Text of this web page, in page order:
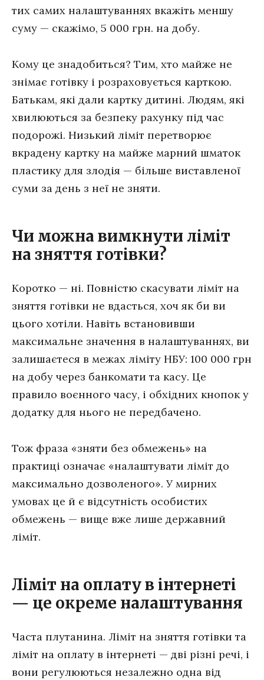
тих самих налаштуваннях вкажіть меншу
суму — скажімо, 5 000 грн. на добу.
Кому це знадобиться? Тим, хто майже не
знімає готівку і розраховується карткою.
Батькам, які дали картку дитині. Людям, які
хвилюються за безпеку рахунку під час
подорожі. Низький ліміт перетворює
вкрадену картку на майже марний шматок
пластику для злодія — більше виставленої
суми за день з неї не зняти.
Чи можна вимкнути ліміт
на зняття готівки?
Коротко — ні. Повністю скасувати ліміт на
зняття готівки не вдасться, хоч як би ви
цього хотіли. Навіть встановивши
максимальне значення в налаштуваннях, ви
залишаєтеся в межах ліміту НБУ: 100 000 грн
на добу через банкомати та касу. Це
правило воєнного часу, і обхідних кнопок у
додатку для нього не передбачено.
Тож фраза «зняти без обмежень» на
практиці означає «налаштувати ліміт до
максимально дозволеного». У мирних
умовах це й є відсутність особистих
обмежень — вище вже лише державний
ліміт.
Ліміт на оплату в інтернеті
— це окреме налаштування
Часта плутанина. Ліміт на зняття готівки та
ліміт на оплату в інтернеті — дві різні речі, і
вони регулюються незалежно одна від